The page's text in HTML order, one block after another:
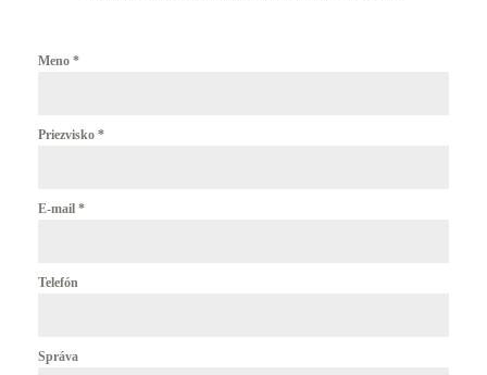
Meno *
Priezvisko *
E-mail *
Telefón
Správa